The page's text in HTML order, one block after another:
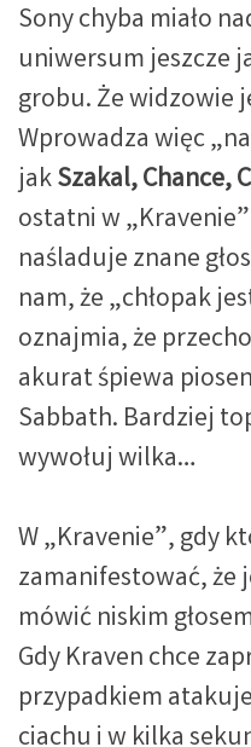
Sony chyba miało
uniwersum jeszcze
grobu. Że widzowie
Wprowadza więc
jakSzakal, Chance,
ostatni w
naśladuje znane
nam, że „chłopak
oznajmia, że
akurat śpiewa
Sabbath. Bardziej
wywołuj wilka…
W „Kravenie”, gdy
zamanifestować, że
mówić niskim
Gdy Kraven chce
przypadkiem
ciachu i w kilka